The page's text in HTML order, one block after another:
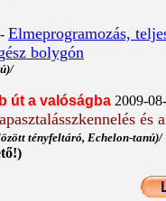
Elmeprogramozás,
bolygón
út a valóságba 2009-
és
tényfeltáró, Echelon-